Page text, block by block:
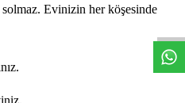
Evinizin her köşesinde